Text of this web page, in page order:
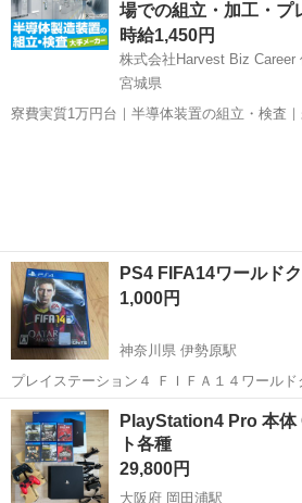
場での組立・加工・プ
時給1,450円
株式会社Harvest Biz Career
宮城県
寮費実質1万円台｜半導体装置の組立・検査｜未経験OK
PS4 FIFA14ワールド
1,000円
神奈川県 伊勢原駅
プレイステーション４ ＦＩＦＡ１４ワールド
りません
神奈川 伊勢原市 テレビ
PlayStation4 Pro 本体 CUH-7000BB01 ソフ
ト各種
29,800円
大阪府 岡田浦駅